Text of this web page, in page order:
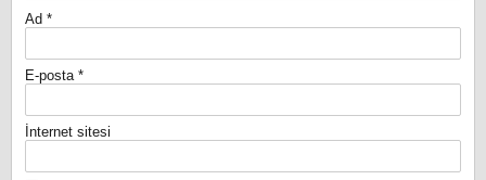
Ad *
E-posta *
İnternet sitesi